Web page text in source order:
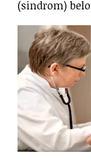
(sindrom)